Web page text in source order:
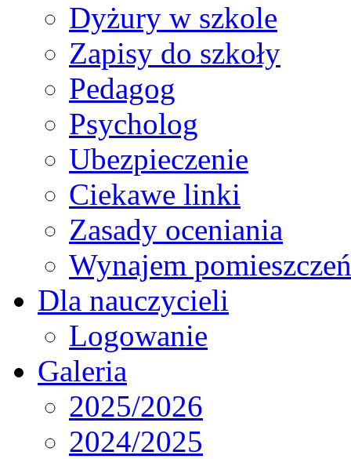
Dyżury w szkole
Zapisy do szkoły
Pedagog
Psycholog
Ubezpieczenie
Ciekawe linki
Zasady oceniania
Wynajem pomieszczeń
Dla nauczycieli
Logowanie
Galeria
2025/2026
2024/2025